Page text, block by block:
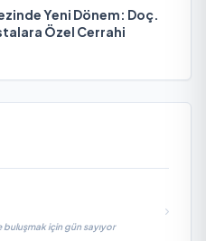
Yeni Dönem: Doç.
Özel Cerrahi
buluşmak için gün sayıyor